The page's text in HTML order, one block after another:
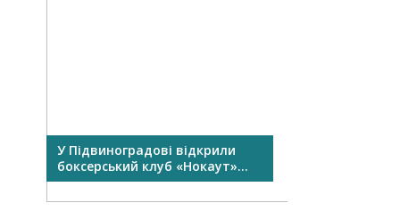
У Підвиноградові відкрили
боксерський клуб «Нокаут»...